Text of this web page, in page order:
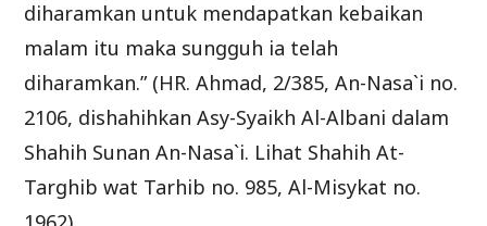
diharamkan untuk mendapatkan kebaikan
malam itu maka sungguh ia telah
diharamkan.” (HR. Ahmad, 2/385, An-Nasa`i no.
2106, dishahihkan Asy-Syaikh Al-Albani dalam
Shahih Sunan An-Nasa`i. Lihat Shahih At-
Targhib wat Tarhib no. 985, Al-Misykat no.